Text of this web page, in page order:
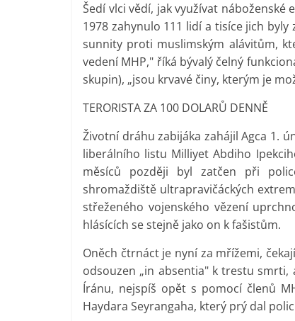
Šedí vlci vědí, jak využívat
1978 zahynulo 111 lidí a tisíce jich
sunnity proti muslimským alávitům,
vedení MHP," říká bývalý čelný
skupin), „jsou krvavé činy, kterým je
TERORISTA ZA 100 DOLARŮ DENNĚ
Životní dráhu zabijáka zahájil Agca 1.
liberálního listu Milliyet Abdiho
měsíců později byl zatčen při
shromaždiště ultrapravičáckých
střeženého vojenského vězení
hlásících se stejně jako on k fašistům.
Oněch čtrnáct je nyní za mřížemi,
odsouzen „in absentia" k trestu
Íránu, nejspíš opět s pomocí členů
Haydara Seyrangaha, který prý dal